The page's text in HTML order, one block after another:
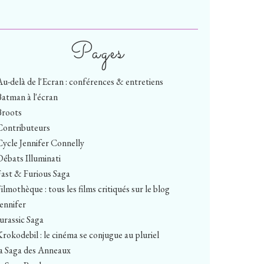
Pages
delà de l'Ecran : conférences & entretiens
à l'écran
Jennifer Connelly
Illuminati
& Furious Saga
: tous les films critiqués sur le blog
Saga
: le cinéma se conjugue au pluriel
Saga des Anneaux